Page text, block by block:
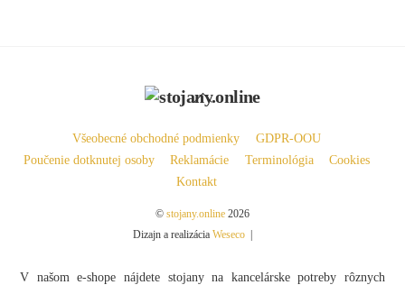
Back
Top
Všeobecné obchodné podmienky
GDPR-OOU
Poučenie dotknutej osoby
Reklamácie Terminológia
Cookies
Kontakt
© stojany.online 2026
Dizajn a realizácia Weseco
V našom e-shope nájdete stojany na kancelárske potreby rôznych